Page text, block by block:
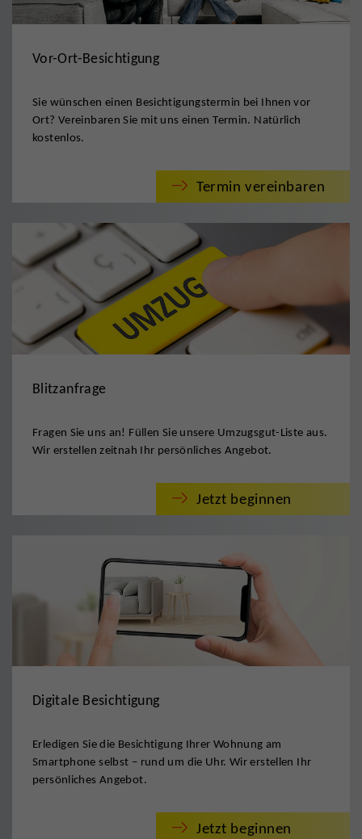
Vor-Ort-Besichtigung
Sie wünschen einen Besichtigungstermin bei Ihnen vor
Ort? Vereinbaren Sie mit uns einen Termin. Natürlich
kostenlos.
Termin vereinbaren
Blitzanfrage
Fragen Sie uns an! Füllen Sie unsere Umzugsgut-Liste aus.
Wir erstellen zeitnah Ihr persönliches Angebot.
Jetzt beginnen
Digitale Besichtigung
Erledigen Sie die Besichtigung Ihrer Wohnung am
Smartphone selbst – rund um die Uhr. Wir erstellen Ihr
persönliches Angebot.
Jetzt beginnen